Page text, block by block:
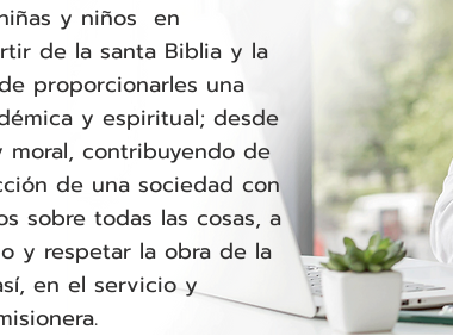
y niños en
de la santa Biblia y la
proporcionarles una
y espiritual; desde
moral, contribuyendo de
de una sociedad con
sobre todas las cosas, a
y respetar la obra de la
en el servicio y